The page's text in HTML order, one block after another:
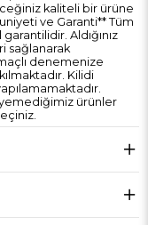
kaliteli bir ürüne
ve Garanti** Tüm
Aldığınız
sağlanarak
denemenize
Kilidi
ürünler